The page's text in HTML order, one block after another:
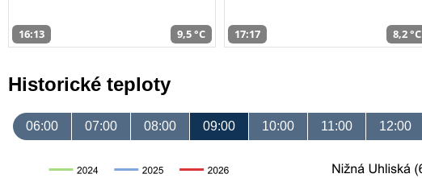
16:13 9,5 °C 17:17 8,2 °C
Historické teploty
06:00 07:00 08:00 09:00 10:00 11:00 12:00